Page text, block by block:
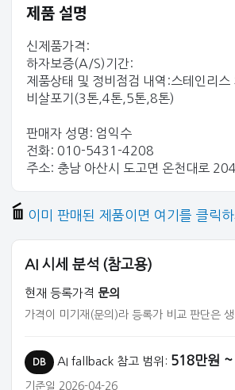
제품 설명
신제품가격:
하자보증(A/S)기간:
제품상태 및 정비점검 내역:스테인리스
비살포기(3톤,4톤,5톤,8톤)
판매자 성명: 엄익수
전화: 010-5431-4208
주소: 충남 아산시 도고면 온천대로
이미 판매된 제품이면 여기를 클릭하
AI 시세 분석 (참고용)
현재 등록가격 문의
가격이 미기재(문의)라 등록가 비교 판단은 생
DB AI fallback 참고 범위: 518만원 ~
기준일 2026-04-26